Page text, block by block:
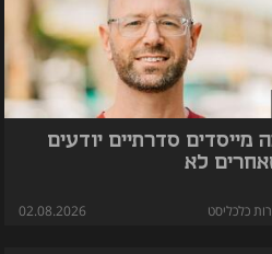
מייסדים סדרתיים יודעים
לא
כלכליסט 02.08.2026